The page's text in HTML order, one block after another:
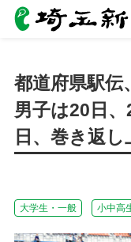
都道府県駅
男子は20日
日、巻き返し
大学生・一般 小中高